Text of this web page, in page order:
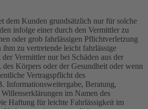
dem Kunden grundsätzlich nur für solche
infolge einer durch den Vermittler zu
oder grob fahrlässigen Pflichtverletzung
ihm zu vertretende leicht fahrlässige
Vermittler nur bei Schäden aus der
des Körpers oder der Gesundheit oder wenn
Vertragspflicht des
Informationsweitergabe, Beratung,
im Namen des
Haftung für leichte Fahrlässigkeit im